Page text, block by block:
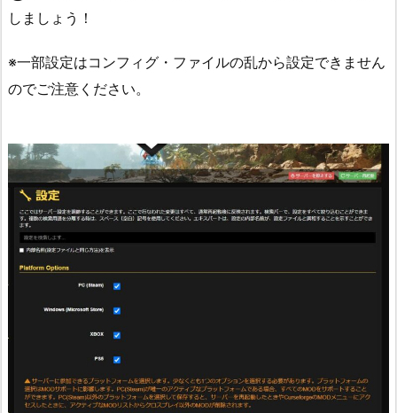
しましょう！
※一部設定はコンフィグ・ファイルの乱から設定できません
のでご注意ください。